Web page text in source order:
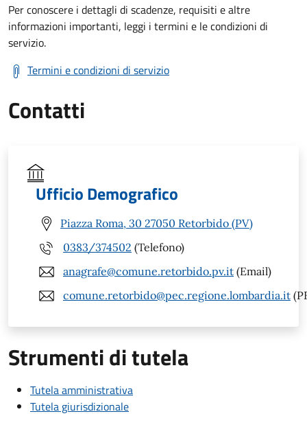
Per conoscere i dettagli di scadenze, requisiti e altre
informazioni importanti, leggi i termini e le condizioni di
servizio.
Termini e condizioni di servizio
Contatti
Ufficio Demografico
Piazza Roma, 30 27050 Retorbido (PV)
0383/374502 (Telefono)
anagrafe@comune.retorbido.pv.it (Email)
comune.retorbido@pec.regione.lombardia.it
Strumenti di tutela
Tutela amministrativa
Tutela giurisdizionale